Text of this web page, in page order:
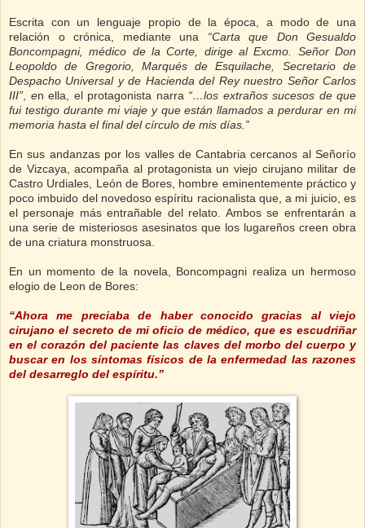
Escrita con un lenguaje propio de la época, a modo de una
relación o crónica, mediante una “Carta que Don Gesualdo
Boncompagni, médico de la Corte, dirige al Excmo. Señor Don
Leopoldo de Gregorio, Marqués de Esquilache, Secretario de
Despacho Universal y de Hacienda del Rey nuestro Señor Carlos
III”
en ella, el protagonista narra “…los extraños sucesos de que
fui testigo durante mi viaje y que están llamados a perdurar en mi
memoria hasta el final del círculo de mis días.”
En sus andanzas por los valles de Cantabria cercanos al Señorío
de Vizcaya, acompaña al protagonista un viejo cirujano militar de
Castro Urdiales, León de Bores, hombre eminentemente práctico y
poco imbuido del novedoso espíritu racionalista que, a mi juicio, es
el personaje más entrañable del relato. Ambos se enfrentarán a
una serie de misteriosos asesinatos que los lugareños creen obra
de una criatura monstruosa.
En un momento de la novela, Boncompagni realiza un hermoso
elogio de Leon de Bores:
“Ahora me preciaba de haber conocido gracias al viejo
cirujano el secreto de mi oficio de médico, que es escudriñar
en el corazón del paciente las claves del morbo del cuerpo y
buscar en los síntomas físicos de la enfermedad las razones
del desarreglo del espíritu.”